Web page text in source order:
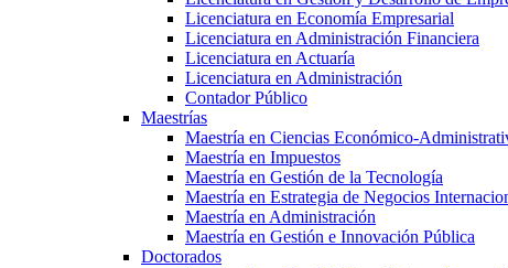
Licenciatura en Economía Empresarial
Licenciatura en Administración Financiera
Licenciatura en Actuaría
Licenciatura en Administración
Contador Público
Maestrías
Maestría en Ciencias Económico-
Maestría en Impuestos
Maestría en Gestión de la Tecnología
Maestría en Estrategia de Negocios
Maestría en Administración
Maestría en Gestión e Innovación Pública
Doctorados